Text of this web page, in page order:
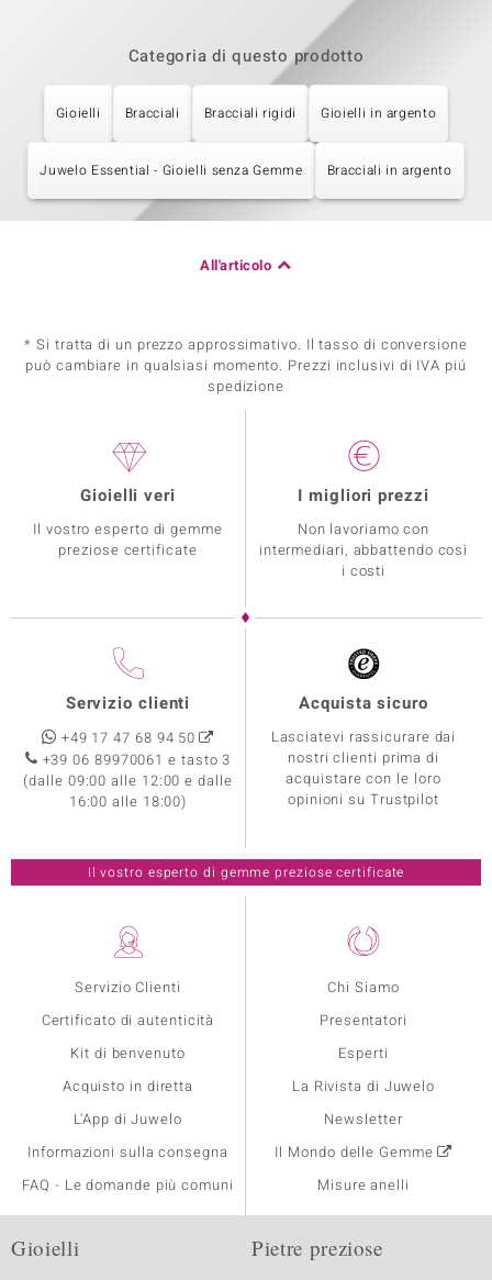
Categoria di questo prodotto
Gioielli Bracciali Bracciali rigidi Gioielli in argento
Juwelo Essential - Gioielli senza Gemme Bracciali in argento
All'articolo
* Si tratta di un prezzo approssimativo. Il tasso di conversione
può cambiare in qualsiasi momento. Prezzi inclusivi di IVA piú
spedizione
Servizio Clienti
Certificato di autenticità
Kit di benvenuto
Acquisto in diretta
L'App di Juwelo
Informazioni sulla consegna
FAQ - Le domande più comuni
Chi Siamo
Presentatori
Esperti
La Rivista di Juwelo
Newsletter
Il Mondo delle Gemme
Misure anelli
Gioielli veri
Il vostro esperto di gemme
preziose certificate
I migliori prezzi
Non lavoriamo con
intermediari, abbattendo così
i costi
Servizio clienti
+49 17 47 68 94 50
+39 06 89970061 e tasto 3
(dalle 09:00 alle 12:00 e dalle
16:00 alle 18:00)
Acquista sicuro
Lasciatevi rassicurare dai
nostri clienti prima di
acquistare con le loro
opinioni su Trustpilot
Il vostro esperto di gemme preziose certificate
Gioielli Pietre preziose